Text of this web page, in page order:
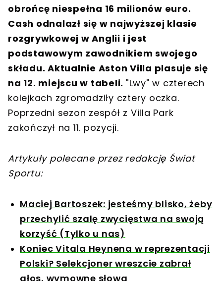
obrońcę niespełna 16 milionów euro.
Cash odnalazł się w najwyższej klasie
rozgrywkowej w Anglii i jest
podstawowym zawodnikiem swojego
składu. Aktualnie Aston Villa plasuje się
na 12. miejscu w tabeli. "Lwy" w czterech
kolejkach zgromadziły cztery oczka.
Poprzedni sezon zespół z Villa Park
zakończył na 11. pozycji.
Artykuły polecane przez redakcję Świat
Sportu:
Maciej Bartoszek: jesteśmy blisko, żeby
przechylić szalę zwycięstwa na swoją
korzyść (Tylko u nas)
Koniec Vitala Heynena w reprezentacji
Polski? Selekcjoner wreszcie zabrał
głos, wymowne słowa